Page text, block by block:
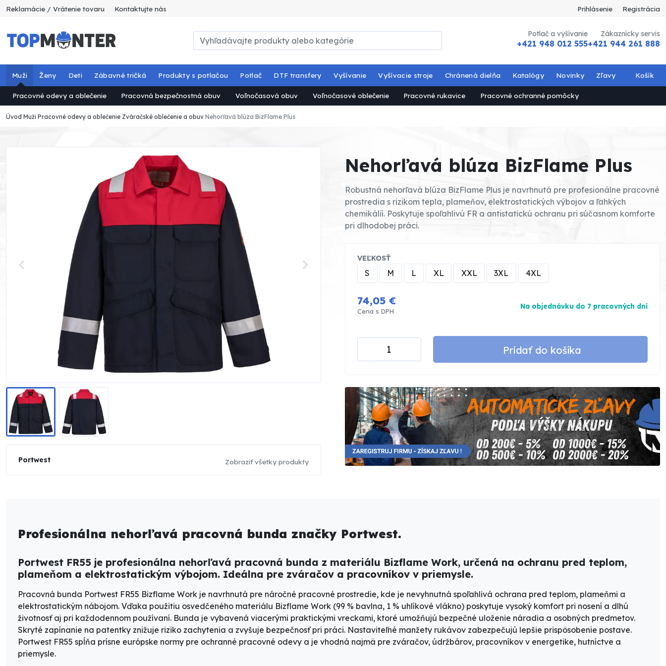
Reklamácie / Vrátenie tovaru Kontaktujte nás Prihlásenie Registrácia
Potlač a vyšívanie
+421 948 012 555
Zákaznícky servis
+421 944 261 888
Muži
Pracovné odevy a oblečenie Pracovná bezpečnostná obuv Voľnočasová obuv Voľnočasové oblečenie Pracovné rukavice Pracovné ochranné pomôcky
Ženy Deti Zábavné tričká Produkty s potlačou Potlač DTF transfery Vyšívanie Vyšívacie stroje Chránená dielňa Katalógy Novinky Zľavy Košík
Úvod Muži Pracovné odevy a oblečenie Zváračské oblečenie a obuv Nehorľavá blúza BizFlame Plus
Portwest Zobraziť všetky produkty
Nehorľavá blúza BizFlame Plus
Robustná nehorľavá blúza BizFlame Plus je navrhnutá pre profesionálne pracovné
prostredia s rizikom tepla, plameňov, elektrostatických výbojov a ľahkých
chemikálií. Poskytuje spoľahlivú FR a antistatickú ochranu pri súčasnom komforte
pri dlhodobej práci.
VEĽKOSŤ
S M L XL XXL 3XL 4XL
74,05 €
Cena s DPH
Na objednávku do 7 pracovných dní
Pridať do košíka
Profesionálna nehorľavá pracovná bunda značky Portwest.
Portwest FR55 je profesionálna nehorľavá pracovná bunda z materiálu Bizflame Work, určená na ochranu pred teplom,
plameňom a elektrostatickým výbojom. Ideálna pre zváračov a pracovníkov v priemysle.
Pracovná bunda Portwest FR55 Bizflame Work je navrhnutá pre náročné pracovné prostredie, kde je nevyhnutná spoľahlivá ochrana pred teplom, plameňmi a
elektrostatickým nábojom. Vďaka použitiu osvedčeného materiálu Bizflame Work (99 % bavlna, 1 % uhlíkové vlákno) poskytuje vysoký komfort pri nosení a dlhú
životnosť aj pri každodennom používaní. Bunda je vybavená viacerými praktickými vreckami, ktoré umožňujú bezpečné uloženie náradia a osobných predmetov.
Skryté zapínanie na patentky znižuje riziko zachytenia a zvyšuje bezpečnosť pri práci. Nastaviteľné manžety rukávov zabezpečujú lepšie prispôsobenie postave.
Portwest FR55 spĺňa prísne európske normy pre ochranné pracovné odevy a je vhodná najmä pre zváračov, údržbárov, pracovníkov v energetike, hutníctve a
priemysle.